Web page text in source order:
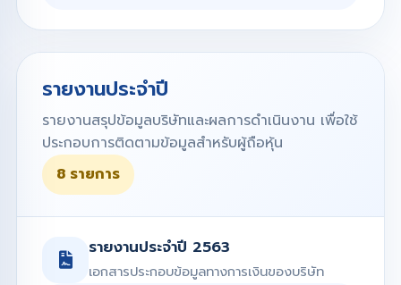
รายงานประจำปี
รายงานสรุปข้อมูลบริษัทและผลการดำเนินงาน เพื่อใช้
ประกอบการติดตามข้อมูลสำหรับผู้ถือหุ้น
8 รายการ
รายงานประจำปี 2563
เอกสารประกอบข้อมูลทางการเงินของบริษัท